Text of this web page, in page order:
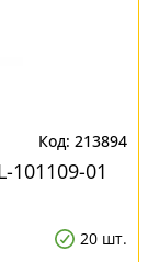
213894
101109-01
20 шт.